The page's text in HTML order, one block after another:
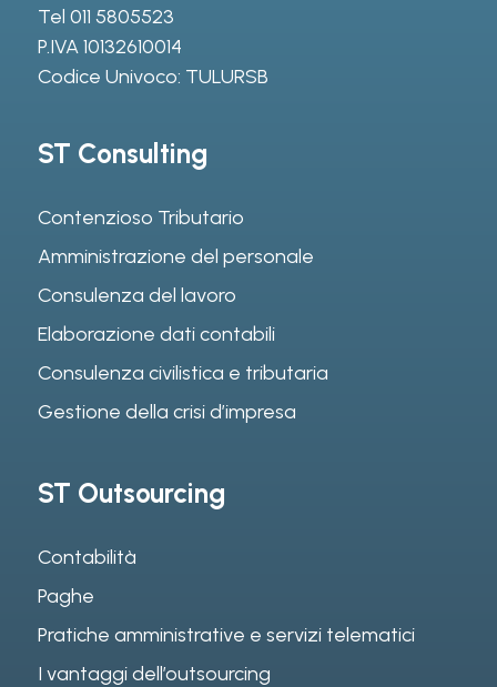
Tel 011 5805523
P.IVA 10132610014
Codice Univoco: TULURSB
ST Consulting
Contenzioso Tributario
Amministrazione del personale
Consulenza del lavoro
Elaborazione dati contabili
Consulenza civilistica e tributaria
Gestione della crisi d’impresa
ST Outsourcing
Contabilità
Paghe
Pratiche amministrative e servizi telematici
I vantaggi dell’outsourcing